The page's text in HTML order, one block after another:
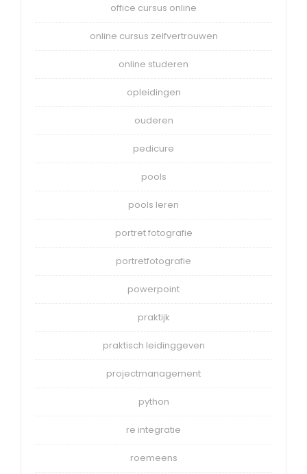
office cursus online
online cursus zelfvertrouwen
online studeren
opleidingen
ouderen
pedicure
pools
pools leren
portret fotografie
portretfotografie
powerpoint
praktijk
praktisch leidinggeven
projectmanagement
python
re integratie
roemeens